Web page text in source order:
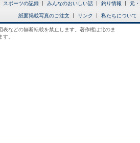
スポーツの記録 みんなのおいしい話 釣り情報 元
紙面掲載写真のご注文 リンク 私たちについて
などの無断転載を禁止します。著作権は北のま
。